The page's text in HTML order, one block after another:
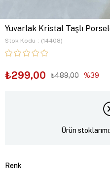
Yuvarlak Kristal Taşlı
Stok Kodu (14408)
₺489,00
₺299,00 39
Ürün
Renk